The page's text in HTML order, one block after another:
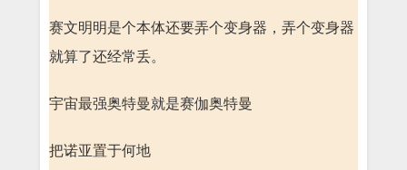
赛文明明是个本体还要弄个变身器，弄个变身器
就算了还经常丢。
宇宙最强奥特曼就是赛伽奥特曼
把诺亚置于何地